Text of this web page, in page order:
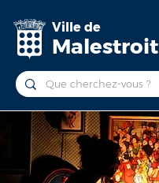
Ville de
Malestroit